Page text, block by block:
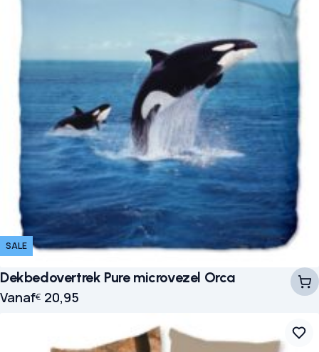
SALE
Dekbedovertrek Pure microvezel Orca
Vanaf€ 20,95